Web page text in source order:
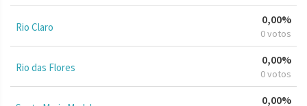
Rio Claro
0,00%
0 votos
Rio das Flores
0,00%
0 votos
0,00%